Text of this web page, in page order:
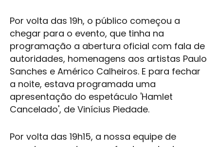
Por volta das 19h, o público começou a
chegar para o evento, que tinha na
programação a abertura oficial com fala de
autoridades, homenagens aos artistas Paulo
Sanches e Américo Calheiros. E para fechar
a noite, estava programada uma
apresentação do espetáculo 'Hamlet
Cancelado', de Vinícius Piedade.
Por volta das 19h15, a nossa equipe de